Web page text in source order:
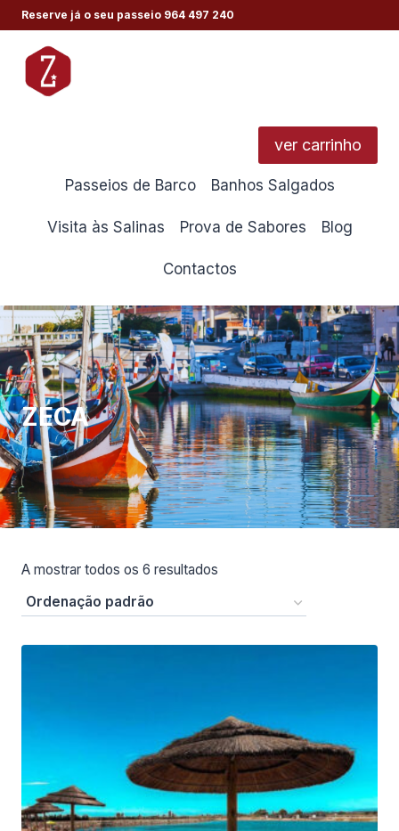
Skip
to
content
Reserve já o seu passeio 964 497 240
ver carrinho
Passeios de Barco Banhos Salgados
Visita às Salinas Prova de Sabores Blog
Contactos
ZECA
A mostrar todos os 6 resultados